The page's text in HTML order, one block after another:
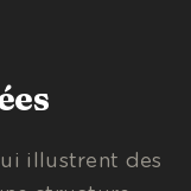
illustrent des